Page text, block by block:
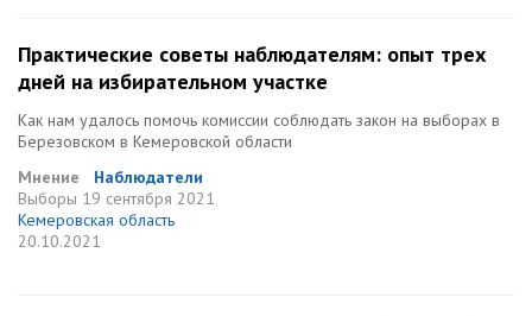
Практические советы наблюдателям: опыт трех
дней на избирательном участке
Как нам удалось помочь комиссии соблюдать закон на выборах в
Березовском в Кемеровской области
Мнение
Наблюдатели
Выборы 19 сентября 2021
Кемеровская область
20.10.2021